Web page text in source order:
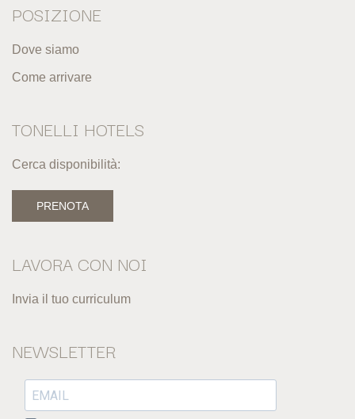
POSIZIONE
Dove siamo
Come arrivare
TONELLI HOTELS
Cerca disponibilità:
PRENOTA
LAVORA CON NOI
Invia il tuo curriculum
NEWSLETTER